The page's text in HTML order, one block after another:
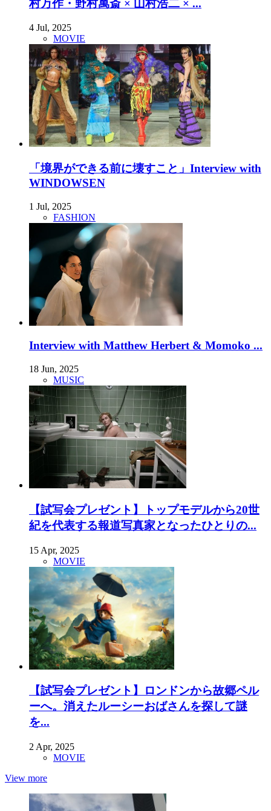
村万作・野村萬斎 × 山村浩二 × ...
4 Jul, 2025
MOVIE
「境界ができる前に壊すこと」Interview with
WINDOWSEN
1 Jul, 2025
FASHION
Interview with Matthew Herbert & Momoko ...
18 Jun, 2025
MUSIC
【試写会プレゼント】トップモデルから20世
紀を代表する報道写真家となったひとりの...
15 Apr, 2025
MOVIE
【試写会プレゼント】ロンドンから故郷ペル
ーへ。消えたルーシーおばさんを探して謎
を...
2 Apr, 2025
MOVIE
View more